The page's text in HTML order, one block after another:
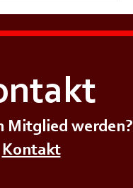
- 𝗛𝗜𝗟𝗙𝗘 𝗞𝗨𝗥𝗦
Mitglied werden?
Kontakt